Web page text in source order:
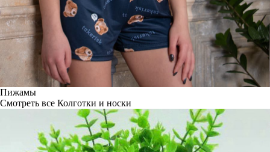
Пижамы
Смотреть все Колготки и носки